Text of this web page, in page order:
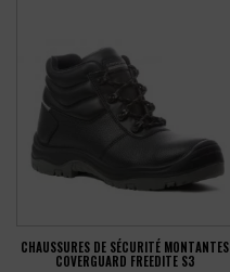
CHAUSSURES DE SÉCURITÉ MONTANTES
COVERGUARD FREEDITE S3